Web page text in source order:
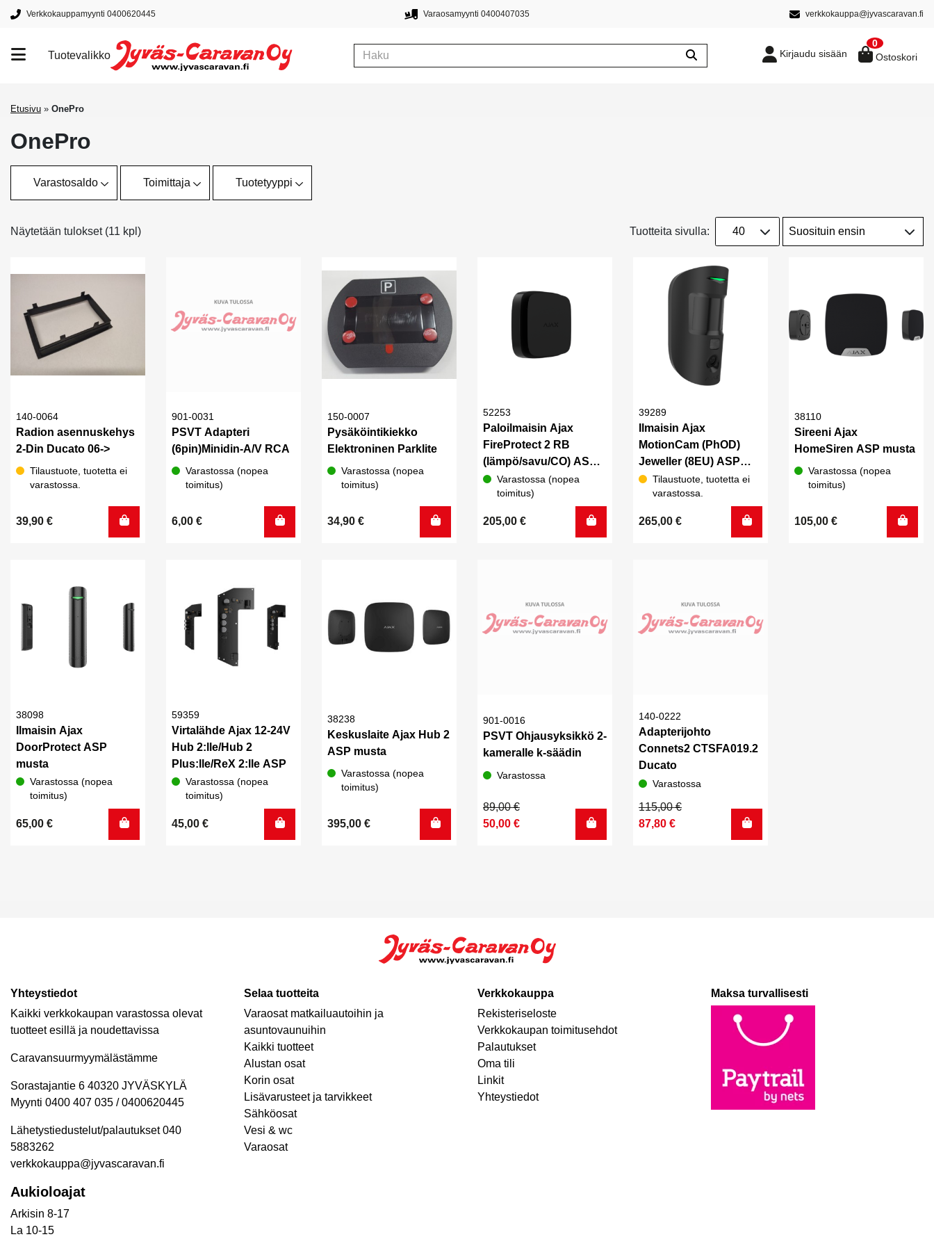
Verkkokauppamyynti 0400620445 Varaosamyynti 0400407035 verkkokauppa@jyvascaravan.fi
Tuotemerkit
Tuotevalikko Kirjaudu sisään
0
Ostoskori
Etusivu » OnePro
OnePro
Varastosaldo Toimittaja Tuotetyyppi
Näytetään tulokset (11 kpl) Tuotteita sivulla:
140-0064
Radion asennuskehys
2-Din Ducato 06->
Tilaustuote, tuotetta ei
varastossa.
39,90 €
901-0031
PSVT Adapteri
(6pin)Minidin-A/V RCA
Varastossa (nopea
toimitus)
6,00 €
150-0007
Pysäköintikiekko
Elektroninen Parklite
Varastossa (nopea
toimitus)
34,90 €
52253
Paloilmaisin Ajax
FireProtect 2 RB
(lämpö/savu/CO) ASP
musta savu-, lämpö- ja
häkäilmaisin
Varastossa (nopea
toimitus)
205,00 €
39289
Ilmaisin Ajax
MotionCam (PhOD)
Jeweller (8EU) ASP
musta
Tilaustuote, tuotetta ei
varastossa.
265,00 €
38110
Sireeni Ajax
HomeSiren ASP musta
Varastossa (nopea
toimitus)
105,00 €
38098
Ilmaisin Ajax
DoorProtect ASP
musta
Varastossa (nopea
toimitus)
65,00 €
59359
Virtalähde Ajax 12-24V
Hub 2:lle/Hub 2
Plus:lle/ReX 2:lle ASP
Varastossa (nopea
toimitus)
45,00 €
38238
Keskuslaite Ajax Hub 2
ASP musta
Varastossa (nopea
toimitus)
395,00 €
901-0016
PSVT Ohjausyksikkö 2-
kameralle k-säädin
Varastossa
89,00€
Alkuperäinen
hinta
50,00 €
Nykyinen
hinta
140-0222
Adapterijohto
Connets2 CTSFA019.2
Ducato
Varastossa
115,00€
Alkuperäinen
hinta
87,80 €
Nykyinen
hinta
Yhteystiedot
Kaikki verkkokaupan varastossa olevat
tuotteet esillä ja noudettavissa
Caravansuurmyymälästämme
Sorastajantie 6 40320 JYVÄSKYLÄ
Myynti 0400 407 035 / 0400620445
Lähetystiedustelut/palautukset 040
5883262
verkkokauppa@jyvascaravan.fi
Aukioloajat
Arkisin 8-17
La 10-15
Selaa tuotteita
Varaosat matkailuautoihin ja
asuntovaunuihin
Kaikki tuotteet
Alustan osat
Korin osat
Lisävarusteet ja tarvikkeet
Sähköosat
Vesi & wc
Varaosat
Verkkokauppa
Rekisteriseloste
Verkkokaupan toimitusehdot
Palautukset
Oma tili
Linkit
Yhteystiedot
Maksa turvallisesti